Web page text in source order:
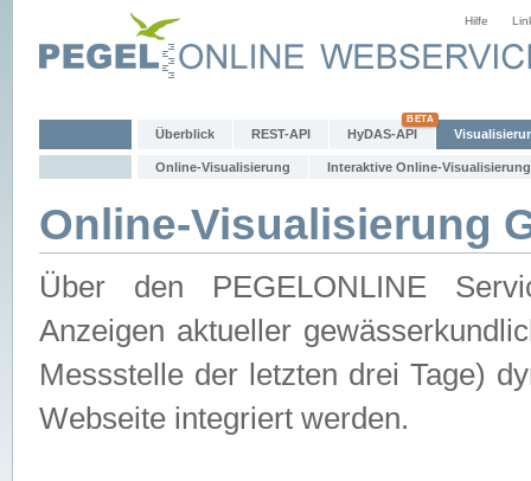
Hilfe
Überblick REST-API HyDAS-API
Online-Visualisierung Interaktive Online-Visualisierung
Online-Visualisierung
Über den PEGELONLINE
Anzeigen aktueller
Messstelle der letzten drei Tage)
Webseite integriert werden.